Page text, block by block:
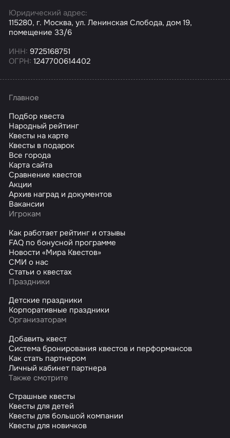
Юридический адрес:
115280, г. Москва, ул. Ленинская Слобода, дом 19,
помещение 33/6
ИНН: 9725168751
ОГРН: 1247700614402
Главное
Подбор квеста
Народный рейтинг
Квесты на карте
Квесты в подарок
Все города
Карта сайта
Сравнение квестов
Акции
Архив наград и документов
Вакансии
Игрокам
Как работает рейтинг и отзывы
FAQ по бонусной программе
Новости «Мира Квестов»
СМИ о нас
Статьи о квестах
Праздники
Детские праздники
Корпоративные праздники
Организаторам
Добавить квест
Система бронирования квестов и перформансов
Как стать партнером
Личный кабинет партнера
Также смотрите
Страшные квесты
Квесты для детей
Квесты для большой компании
Квесты для новичков